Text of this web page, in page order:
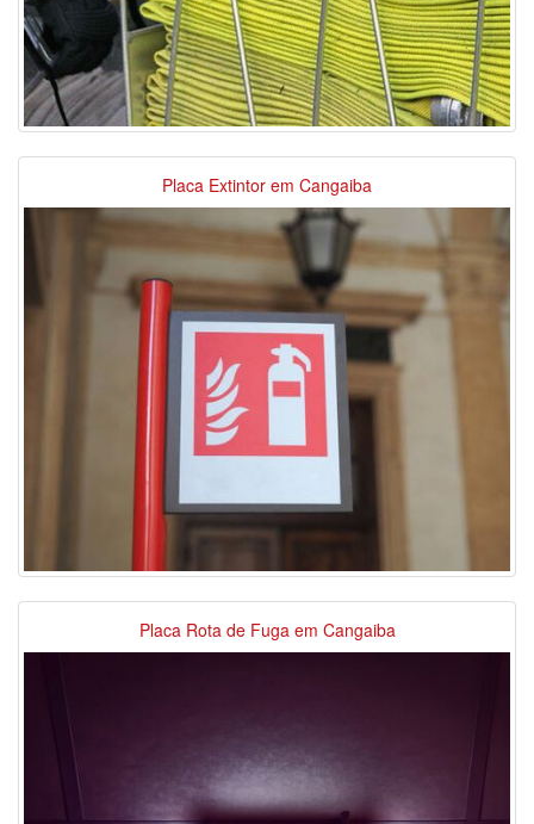
Placa Extintor em Cangaiba
Placa Rota de Fuga em Cangaiba